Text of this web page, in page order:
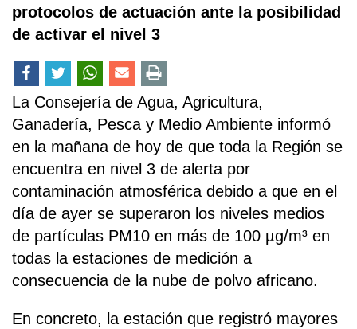
protocolos de actuación ante la posibilidad
de activar el nivel 3
La Consejería de Agua, Agricultura,
Ganadería, Pesca y Medio Ambiente informó
en la mañana de hoy de que toda la Región se
encuentra en nivel 3 de alerta por
contaminación atmosférica debido a que en el
día de ayer se superaron los niveles medios
de partículas PM10 en más de 100 µg/m³ en
todas la estaciones de medición a
consecuencia de la nube de polvo africano.
En concreto, la estación que registró mayores